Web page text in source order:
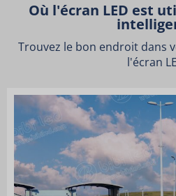
Où l'écran LED est
Trouvez le bon endroit dans
l'écran